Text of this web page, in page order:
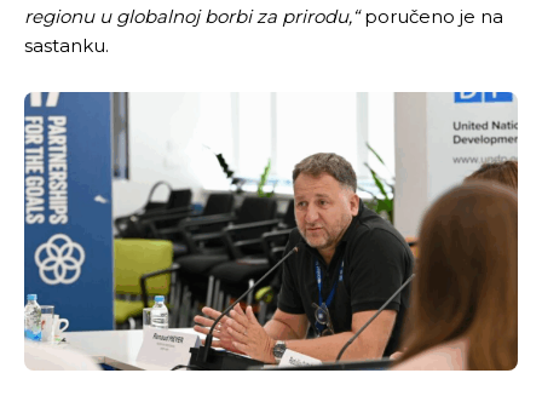
regionu u globalnoj borbi za prirodu,“poručeno je na
sastanku.